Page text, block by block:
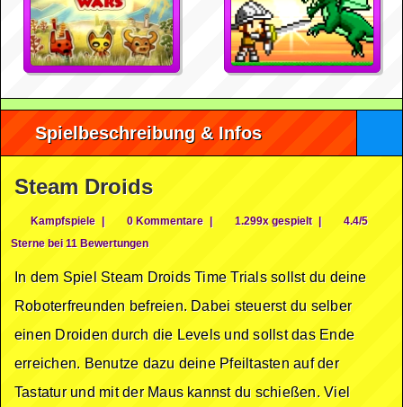
Spielbeschreibung & Infos
Steam Droids
Kampfspiele | 0 Kommentare | 1.299x gespielt |
4.4/5
Sterne bei 11 Bewertungen
In dem Spiel Steam Droids Time Trials sollst du deine
Roboterfreunden befreien. Dabei steuerst du selber
einen Droiden durch die Levels und sollst das Ende
erreichen. Benutze dazu deine Pfeiltasten auf der
Tastatur und mit der Maus kannst du schießen. Viel